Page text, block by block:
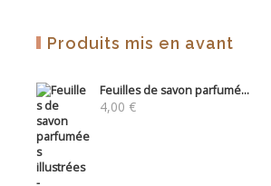
Produits mis en avant
Feuilles de savon parfumé...
4,00 €